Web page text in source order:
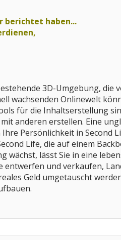
berichtet haben...
3D-Umgebung,
wachsenden Onlinewelt
für die Inhaltserstellung
anderen erstellen. Eine
Persönlichkeit in Second
Life, die auf einem
lässt Sie in eine
und verkaufen,
Geld umgetauscht